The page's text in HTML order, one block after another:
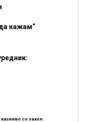
кажам“
со закон.